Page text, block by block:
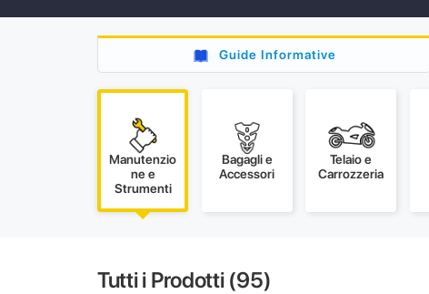
Guide Informative
Manutenzio
ne e
Strumenti
Bagagli e
Accessori
Telaio e
Carrozzeria
Tutti i Prodotti (95)